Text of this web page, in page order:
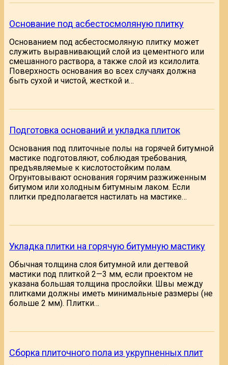
Основание под асбестосмоляную плитку
Основанием под асбестосмоляную плитку может
служить выравнивающий слой из цементного или
смешанного раствора, а также слой из ксилолита.
Поверхность основания во всех случаях должна
быть сухой и чистой, жесткой и…
Подготовка оснований и укладка плиток
Основания под плиточные полы на горячей битумной
мастике подготовляют, соблюдая требования,
предъявляемые к кислотостойким полам.
Огрунтовывают основания горячим разжиженным
битумом или холодным битумным лаком. Если
плитки предполагается настилать на мастике…
Укладка плитки на горячую битумную мастику
Обычная толщина слоя битумной или дегтевой
мастики под плиткой 2—3 мм, если проектом не
указана большая толщина прослойки. Швы между
плитками должны иметь минимальные размеры (не
больше 2 мм). Плитки…
Сборка плиточного пола из укрупненных плит